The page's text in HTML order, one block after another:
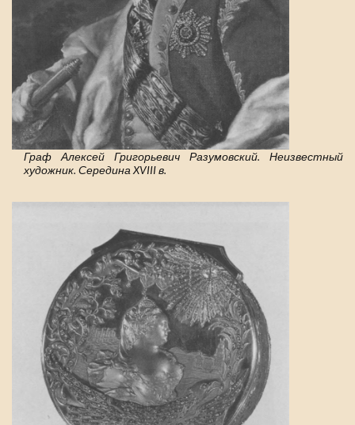
Граф Алексей Григорьевич Разумовский. Неизвестный
художник. Середина XVIII в.